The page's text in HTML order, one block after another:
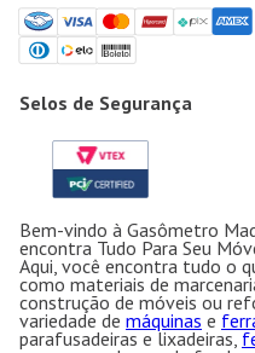
Selos de Segurança
Bem-vindo à Gasômetro
encontra Tudo Para Seu
Aqui, você encontra tudo o
como materiais de
construção de móveis ou
variedade de máquinas e
parafusadeiras e lixadeiras,